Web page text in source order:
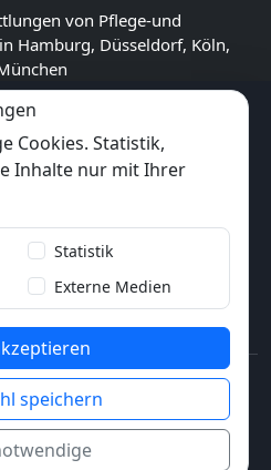
von Pflege-und
Hamburg, Düsseldorf, Köln,
- Alle Rechte
Cookies. Statistik,
Inhalte nur mit Ihrer
Statistik
Externe Medien
speichern